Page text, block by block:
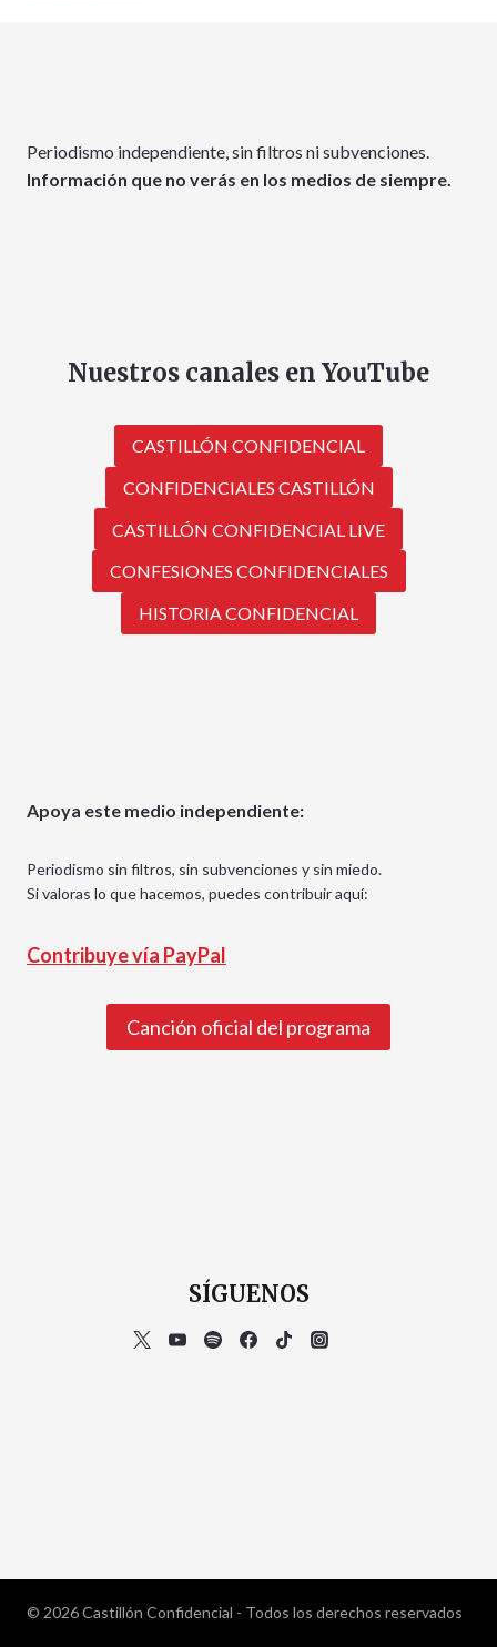
Periodismo independiente, sin filtros ni subvenciones.
Información que no verás en los medios de siempre.
Nuestros canales en YouTube
CASTILLÓN CONFIDENCIAL
CONFIDENCIALES CASTILLÓN
CASTILLÓN CONFIDENCIAL LIVE
CONFESIONES CONFIDENCIALES
HISTORIA CONFIDENCIAL
Apoya este medio independiente:
Periodismo sin filtros, sin subvenciones y sin miedo.
Si valoras lo que hacemos, puedes contribuir aquí:
Contribuye vía PayPal
Canción oficial del programa
SÍGUENOS
© 2026 Castillón Confidencial - Todos los derechos reservados